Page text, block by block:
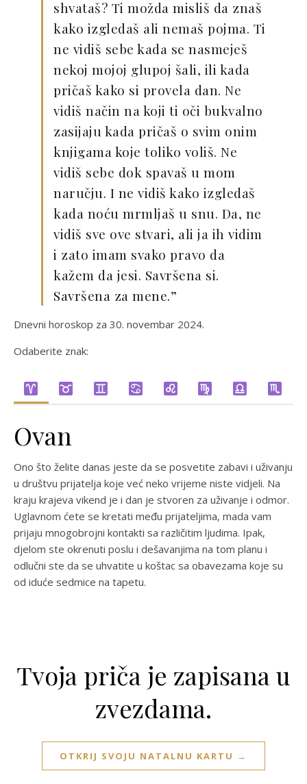
shvataš? Ti možda misliš da znaš
kako izgledaš ali nemaš pojma. Ti
ne vidiš sebe kada se nasmeješ
nekoj mojoj glupoj šali, ili kada
pričaš kako si provela dan. Ne
vidiš način na koji ti oči bukvalno
zasijaju kada pričaš o svim onim
knjigama koje toliko voliš. Ne
vidiš sebe dok spavaš u mom
naručju. I ne vidiš kako izgledaš
kada noću mrmljaš u snu. Da, ne
vidiš sve ove stvari, ali ja ih vidim
i zato imam svako pravo da
kažem da jesi. Savršena si.
Savršena za mene.”
Dnevni horoskop za 30. novembar 2024.
Odaberite znak:
Ovan
Ono što želite danas jeste da se posvetite zabavi i uživanju
u društvu prijatelja koje već neko vrijeme niste vidjeli. Na
kraju krajeva vikend je i dan je stvoren za uživanje i odmor.
Uglavnom ćete se kretati među prijateljima, mada vam
prijaju mnogobrojni kontakti sa različitim ljudima. Ipak,
djelom ste okrenuti poslu i dešavanjima na tom planu i
odlučni ste da se uhvatite u koštac sa obavezama koje su
od iduće sedmice na tapetu.
Tvoja priča je zapisana u
zvezdama.
OTKRIJ SVOJU NATALNU KARTU →